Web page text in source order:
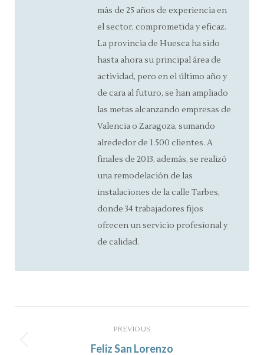
más de 25 años de experiencia en
el sector, comprometida y eficaz.
La provincia de Huesca ha sido
hasta ahora su principal área de
actividad, pero en el último año y
de cara al futuro, se han ampliado
las metas alcanzando empresas de
Valencia o Zaragoza, sumando
alrededor de 1.500 clientes. A
finales de 2013, además, se realizó
una remodelación de las
instalaciones de la calle Tarbes,
donde 34 trabajadores fijos
ofrecen un servicio profesional y
de calidad.
PREVIOUS
Previous
Feliz San Lorenzo